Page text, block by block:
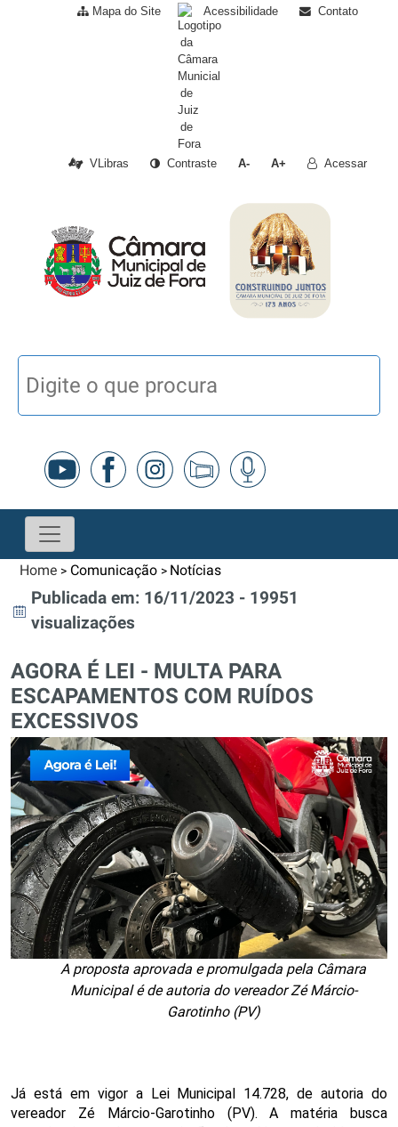
Mapa do Site Acessibilidade Contato
VLibras Contraste A- A+ Acessar
Home > Comunicação > Notícias
Publicada em: 16/11/2023 - 19951
visualizações
AGORA É LEI - MULTA PARA
ESCAPAMENTOS COM RUÍDOS
EXCESSIVOS
A proposta aprovada e promulgada pela Câmara
Municipal é de autoria do vereador Zé Márcio-
Garotinho (PV)
Já está em vigor a Lei Municipal 14.728, de autoria do
vereador Zé Márcio-Garotinho (PV). A matéria busca